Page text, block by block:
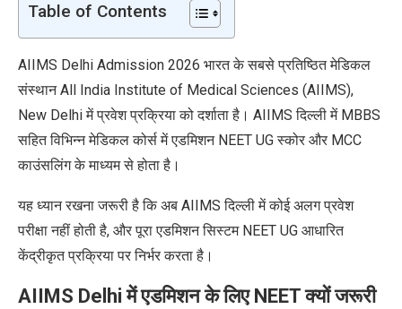
Table of Contents
AIIMS Delhi Admission 2026 भारत के सबसे प्रतिष्ठित मेडिकल
संस्थान All India Institute of Medical Sciences (AIIMS),
New Delhi में प्रवेश प्रक्रिया को दर्शाता है। AIIMS दिल्ली में MBBS
सहित विभिन्न मेडिकल कोर्स में एडमिशन NEET UG स्कोर और MCC
काउंसलिंग के माध्यम से होता है।
यह ध्यान रखना जरूरी है कि अब AIIMS दिल्ली में कोई अलग प्रवेश
परीक्षा नहीं होती है, और पूरा एडमिशन सिस्टम NEET UG आधारित
केंद्रीकृत प्रक्रिया पर निर्भर करता है।
AIIMS Delhi में एडमिशन के लिए NEET क्यों जरूरी